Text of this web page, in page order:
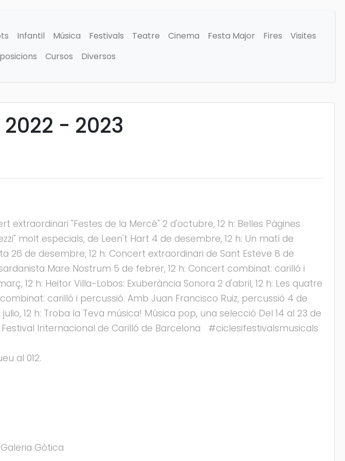
Infantil Música Festivals Teatre Cinema Festa Major Fires
Visites
Cursos Diversos
- 2023
extraordinari "Festes de la Mercè" 2 d'octubre, 12 h: Belles Pàgines
molt especials, de Leen't Hart 4 de desembre, 12 h: Un matí de
26 de desembre, 12 h: Concert extraordinari de Sant Esteve 8 de
Mare Nostrum 5 de febrer, 12 h: Concert combinat: carilló i
12 h: Heitor Villa-Lobos: Exuberància Sonora 2 d'abril, 12 h: Les quatre
carilló i percussió. Amb Juan Francisco Ruiz, percussió 4 de
12 h: Troba la Teva música! Música pop, una selecció Del 14 al 23 de
Festival Internacional de Carilló de Barcelona #ciclesifestivalsmusicals
al 012.
Gòtica